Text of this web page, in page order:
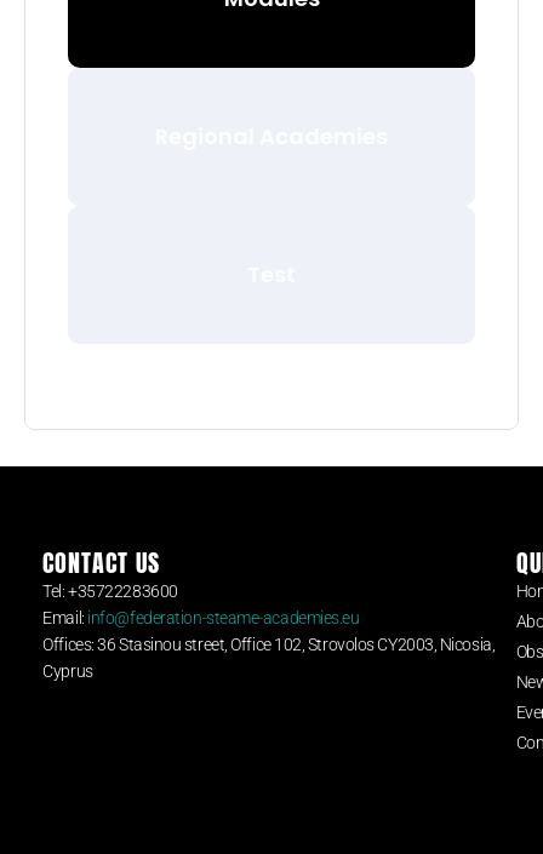
CONTACT US
Tel: +35722283600
Email: info@federation-steame-academies.eu
Offices: 36 Stasinou street, Office 102, Strovolos CY2003, Nicosia,
Cyprus